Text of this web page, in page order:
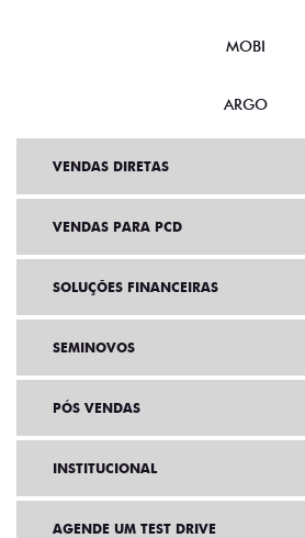
MOBI
ARGO
VENDAS DIRETAS
VENDAS PARA PCD
SOLUÇÕES FINANCEIRAS
SEMINOVOS
PÓS VENDAS
INSTITUCIONAL
AGENDE UM TEST DRIVE